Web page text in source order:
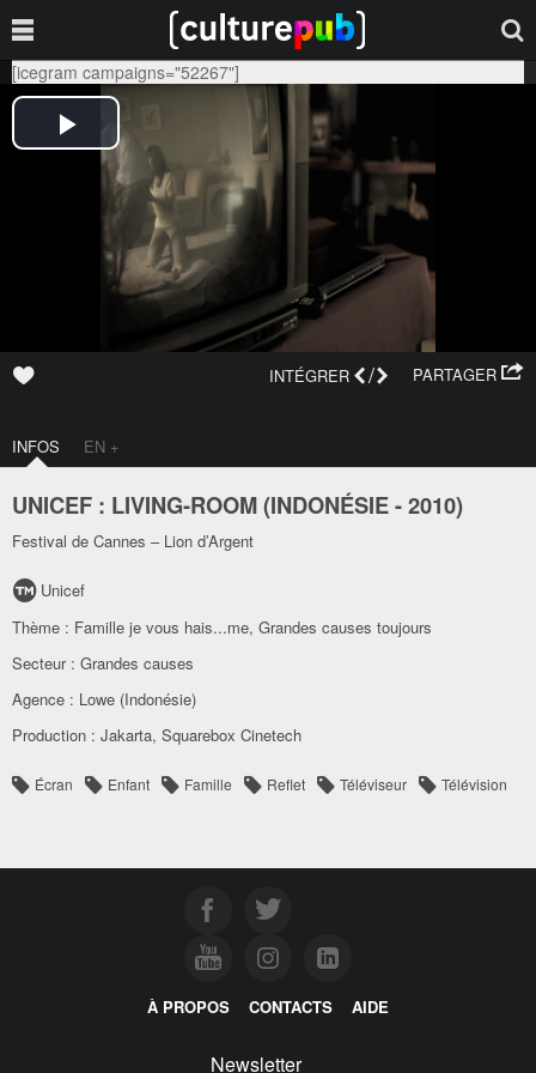
[icegram campaigns="52267"]
PARTAGER
INTÉGRER /
INFOS EN +
UNICEF : LIVING-ROOM (INDONÉSIE-2010)
Festival de Cannes – Lion d’Argent
Unicef
Thème : Famille je vous hais...me, Grandes causes toujours
Secteur : Grandes causes
Agence : Lowe (Indonésie)
Production : Jakarta, Squarebox Cinetech
Écran Enfant Famille Reflet Téléviseur Télévision
À PROPOS CONTACTS AIDE
Newsletter